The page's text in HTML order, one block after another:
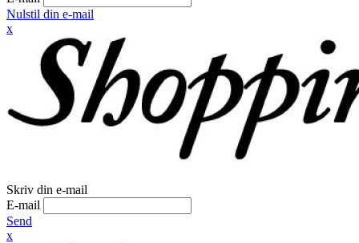
Nulstil din e-mail
x
Skriv din e-mail
E-mail
Send
x